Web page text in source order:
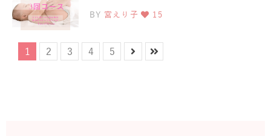
BY 宮えり子 15
1 2 3 4 5